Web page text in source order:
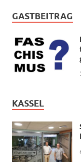
GASTBEITRAG
KASSEL